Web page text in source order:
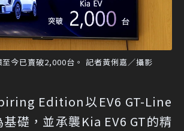
今已賣破2,000台。 記者黃俐嘉／攝影
Edition以EV6 GT-Line
礎，並承襲Kia EV6 GT的精